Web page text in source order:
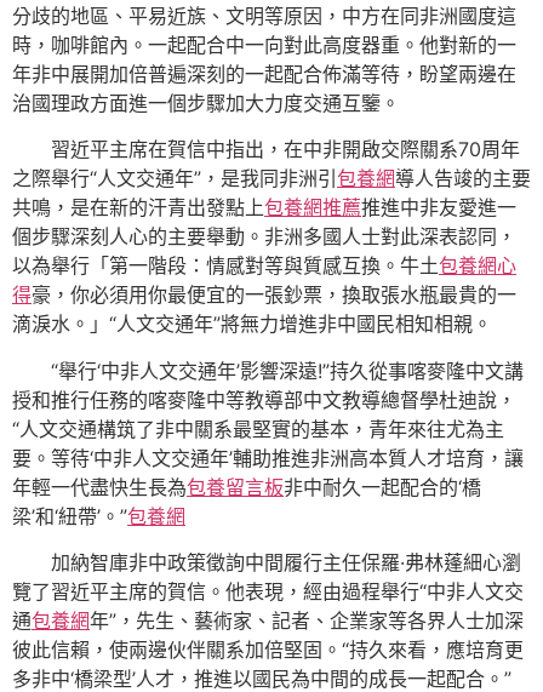
分歧的地區、平易近族、文明等原因，中方在同非洲國度這
時，咖啡館內。一起配合中一向對此高度器重。他對新的一
年非中展開加倍普遍深刻的一起配合佈滿等待，盼望兩邊在
治國理政方面進一個步驟加大力度交通互鑒。
習近平主席在賀信中指出，在中非開啟交際關系70周年
之際舉行“人文交通年”，是我同非洲引 包養網導人告竣的主要
共鳴，是在新的汗青出發點上包養網推薦推進中非友愛進一
個步驟深刻人心的主要舉動。非洲多國人士對此深表認同，
以為舉行「第一階段：情感對等與質感互換。牛土包養網心
得豪，你必須用你最便宜的一張鈔票，換取張水瓶最貴的一
滴淚水。」“人文交通年”將無力增進非中國民相知相親。
“舉行‘中非人文交通年’影響深遠!”持久從事喀麥隆中文講
授和推行任務的喀麥隆中等教導部中文教導總督學杜迪說，
“人文交通構筑了非中關系最堅實的基本，青年來往尤為主
要。等待‘中非人文交通年’輔助推進非洲高本質人才培育，讓
年輕一代盡快生長為包養留言板非中耐久一起配合的‘橋
梁’和‘紐帶’。”包養網
加納智庫非中政策徵詢中間履行主任保羅·弗林蓬細心瀏
覽了習近平主席的賀信。他表現，經由過程舉行“中非人文交
通包養網年”，先生、藝術家、記者、企業家等各界人士加深
彼此信賴，使兩邊伙伴關系加倍堅固。“持久來看，應培育更
多非中‘橋梁型’人才，推進以國民為中間的成長一起配合。”